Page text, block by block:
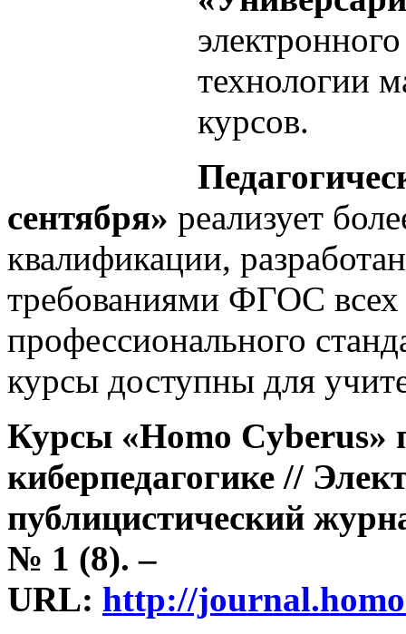
технологии
курсов.
сентября» реализует
квалификации,
требованиями ФГОС всех
профессионального
курсы доступны для
Курсы «Homo Cyberus»
киберпедагогике //
публицистический
№ 1 (8). –
URL: http://